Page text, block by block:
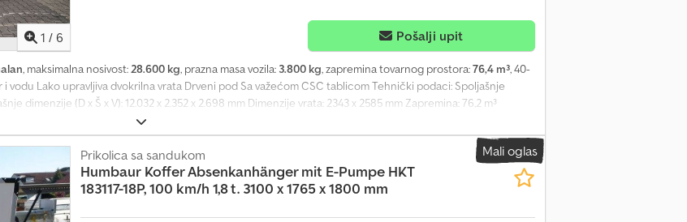
1 / 6 Pošalji upit
, maksimalna nosivost:28.600 kg, prazna masa vozila: 3.800 kg, zapremina tovarnog prostora:76,4 m³, 40-
Lako upravljiva dvokrilna vrata Drveni pod Sa važećom CSC tablicom Tehnički podaci: Spoljašnje
dimenzije (D x Š x V): 12.032 x 2.352 x 2.698 mm Dimenzije vrata: 2343 x 2585 mm Zapremina: 76,2 m³
noseći element sastoji se od 4x ugaona stuba, debljine 6 mm i krovnih/podnih nosača debljine 3 do 4 mm
Tbnspfx Am Aorf Dvokrilna vrata sa kružnom gumenom zaptivkom 4x pocinkovane spojnice za vrata 4x
rama Džepovi za viljuškar u uzdužnim podnim nosačima, debljine 4 mm Pod od presvučenih drvenih ploča,
Po želji dostavljamo uz doplatu. Pregled kontejnera moguć je u svakom trenutku po dogovoru na našem
Mali oglas
Prikolica sa sandukom
Humbaur Koffer Absenkanhänger mit E-Pumpe HKT
183117-18P, 100 km/h 1,8 t. 3100 x 1765 x 1800 mm